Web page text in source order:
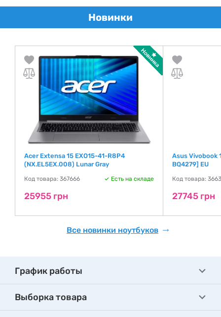
Новинки
Acer Extensa 15 EXO15-41-R8P4
(NX.EL5EX.008) Lunar Gray
Код товара: 367666 Есть на складе
25955 грн
Asus Vivobook
BQ4279] EU
Код товара:
27745 грн
Все новинки ноутбуков
График работы
Выборка товара